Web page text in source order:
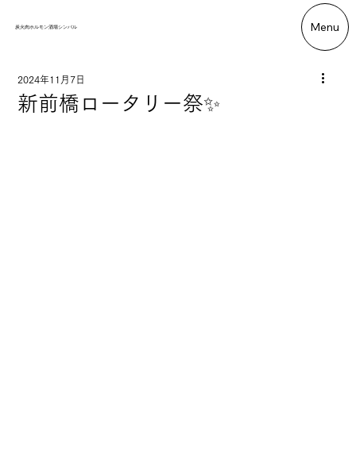
炭火肉ホルモン酒場シンバル Menu
新前橋ロータリー祭✨
2024年11月7日